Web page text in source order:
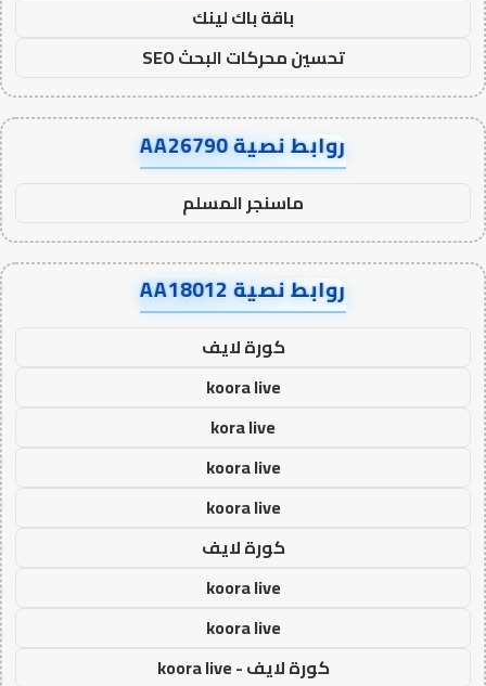
باقة باك لينك
تحسين محركات البحث SEO
روابط نصية AA26790
ماسنجر المسلم
روابط نصية AA18012
كورة لايف
koora live
kora live
koora live
koora live
كورة لايف
koora live
koora live
كورة لايف - koora live